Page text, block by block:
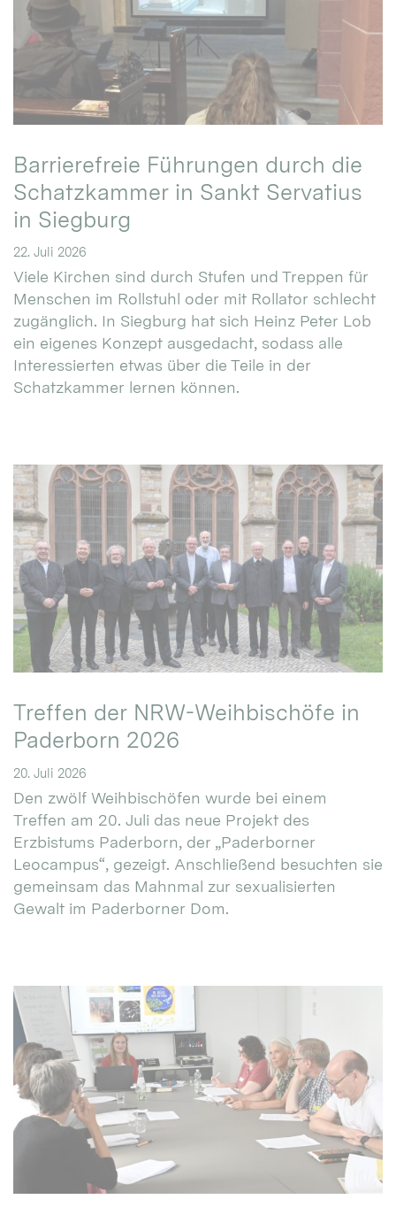
Barrierefreie Führungen durch die
Schatzkammer in Sankt Servatius
in Siegburg
22. Juli 2026
Viele Kirchen sind durch Stufen und Treppen für
Menschen im Rollstuhl oder mit Rollator schlecht
zugänglich. In Siegburg hat sich Heinz Peter Lob
ein eigenes Konzept ausgedacht, sodass alle
Interessierten etwas über die Teile in der
Schatzkammer lernen können.
Treffen der NRW-Weihbischöfe in
Paderborn 2026
20. Juli 2026
Den zwölf Weihbischöfen wurde bei einem
Treffen am 20. Juli das neue Projekt des
Erzbistums Paderborn, der „Paderborner
Leocampus“, gezeigt. Anschließend besuchten sie
gemeinsam das Mahnmal zur sexualisierten
Gewalt im Paderborner Dom.